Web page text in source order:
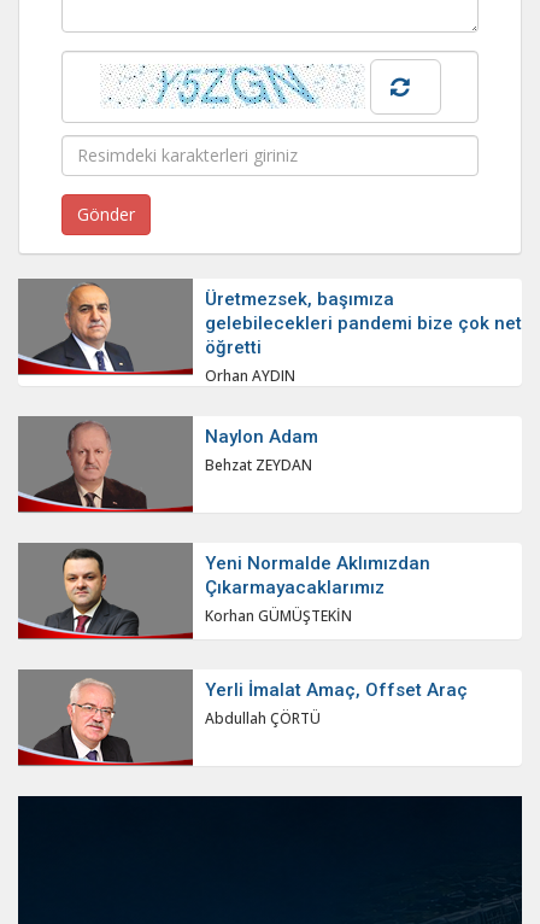
Üretmezsek, başımıza
gelebilecekleri pandemi bize çok net
öğretti
Orhan AYDIN
Naylon Adam
Behzat ZEYDAN
Yeni Normalde Aklımızdan
Çıkarmayacaklarımız
Korhan GÜMÜŞTEKİN
Yerli İmalat Amaç, Offset Araç
Abdullah ÇÖRTÜ